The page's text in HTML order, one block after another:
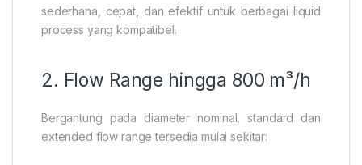
sederhana, cepat, dan efektif untuk berbagai liquid
process yang kompatibel.
2. Flow Range hingga 800 m³/h
Bergantung pada diameter nominal, standard dan
extended flow range tersedia mulai sekitar: